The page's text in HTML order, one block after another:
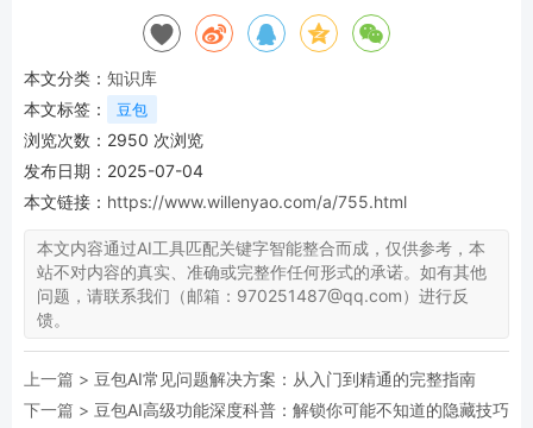
本文分类： 知识库
本文标签：
豆包
浏览次数： 2950 次浏览
发布日期：2025-07-04
本文链接： https://www.willenyao.com/a/755.html
本文内容通过AI工具匹配关键字智能整合而成，仅供参考，本
站不对内容的真实、准确或完整作任何形式的承诺。如有其他
问题，请联系我们（邮箱：970251487@qq.com）进行反
馈。
上一篇 > 豆包AI常见问题解决方案：从入门到精通的完整指南
下一篇 > 豆包AI高级功能深度科普：解锁你可能不知道的隐藏技巧